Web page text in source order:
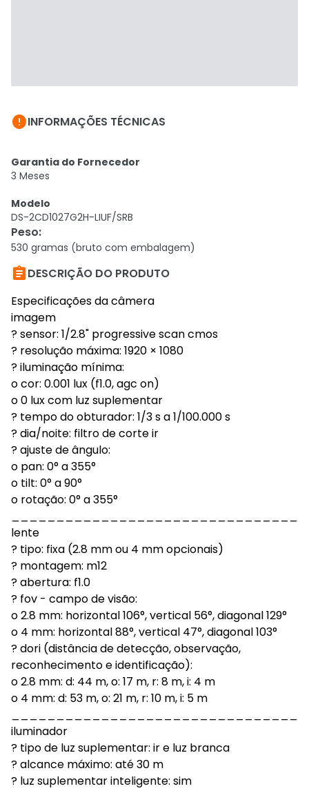
INFORMAÇÕES TÉCNICAS
Garantia do Fornecedor
3 Meses
Modelo
DS-2CD1027G2H-LIUF/SRB
Peso:
530 gramas (bruto com embalagem)
DESCRIÇÃO DO PRODUTO
Especificações da câmera
imagem
? sensor: 1/2.8" progressive scan cmos
? resolução máxima: 1920 × 1080
? iluminação mínima:
o cor: 0.001 lux (f1.0, agc on)
o 0 lux com luz suplementar
? tempo do obturador: 1/3 s a 1/100.000 s
? dia/noite: filtro de corte ir
? ajuste de ângulo:
o pan: 0° a 355°
o tilt: 0° a 90°
o rotação: 0° a 355°
lente
? tipo: fixa (2.8 mm ou 4 mm opcionais)
? montagem: m12
? abertura: f1.0
? fov - campo de visão:
o 2.8 mm: horizontal 106°, vertical 56°, diagonal 129°
o 4 mm: horizontal 88°, vertical 47°, diagonal 103°
? dori (distância de detecção, observação,
reconhecimento e identificação):
o 2.8 mm: d: 44 m, o: 17 m, r: 8 m, i: 4 m
o 4 mm: d: 53 m, o: 21 m, r: 10 m, i: 5 m
iluminador
? tipo de luz suplementar: ir e luz branca
? alcance máximo: até 30 m
? luz suplementar inteligente: sim